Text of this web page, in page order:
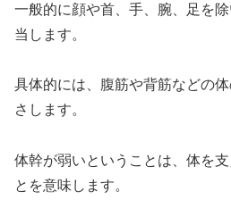
一般的に顔や首、手、腕、足を
当します。
具体的には、腹筋や背筋などの
さします。
体幹が弱いということは、体を
とを意味します。